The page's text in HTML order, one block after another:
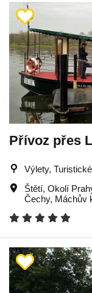
Přívoz přes
Výlety,
Štětí, Okolí
Čechy, Máchův